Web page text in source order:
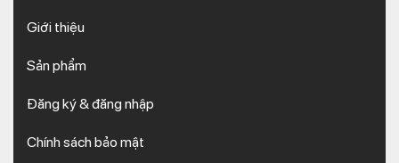
Giới thiệu
Sản phẩm
Đăng ký & đăng nhập
Chính sách bảo mật